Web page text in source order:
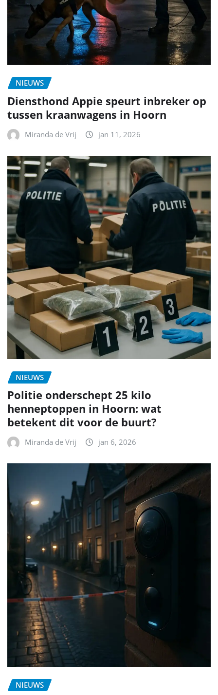
NIEUWS
Diensthond Appie speurt inbreker op
tussen kraanwagens in Hoorn
Miranda de Vrij jan 11, 2026
NIEUWS
Politie onderschept 25 kilo
henneptoppen in Hoorn: wat
betekent dit voor de buurt?
Miranda de Vrij jan 6, 2026
NIEUWS